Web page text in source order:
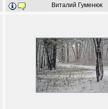
Виталий Гуменюк